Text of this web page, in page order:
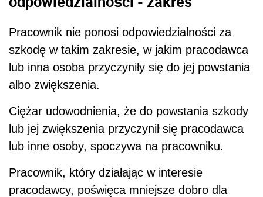
Pracownik nie ponosi odpowiedzialności za
szkodę w takim zakresie, w jakim pracodawca
lub inna osoba przyczyniły się do jej powstania
albo zwiększenia.
Ciężar udowodnienia, że do powstania szkody
lub jej zwiększenia przyczynił się pracodawca
lub inne osoby, spoczywa na pracowniku.
Pracownik, który działając w interesie
pracodawcy, poświęca mniejsze dobro dla